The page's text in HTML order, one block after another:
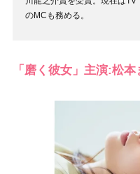
のMCも務める。
「磨く彼女」主演:松本